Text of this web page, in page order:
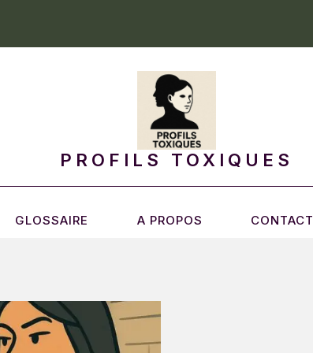
PROFILS TOXIQUES
GLOSSAIRE A PROPOS CONTACT